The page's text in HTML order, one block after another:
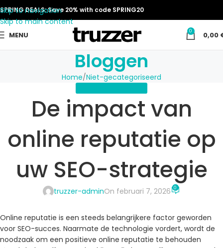
Skip to navigation
Skip to main content
SPRING DEALS: Save 20% with code SPRING20
MENU 0 0,00
Bloggen
Home Niet-gecategoriseerd
De impact van
online reputatie op
uw SEO-strategie
truzzer-adminOn februari 7, 2026 0
Online reputatie is een steeds belangrijkere factor geworden
voor SEO-succes. Naarmate de technologie vordert, wordt de
noodzaak om een ​​positieve online reputatie te behouden